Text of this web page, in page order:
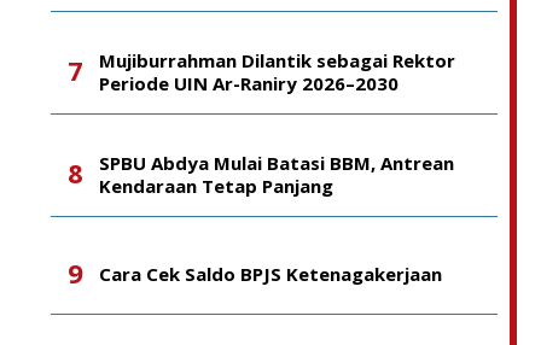
Mujiburrahman Dilantik sebagai Rektor
Periode UIN Ar-Raniry 2026–2030
SPBU Abdya Mulai Batasi BBM, Antrean
Kendaraan Tetap Panjang
Cara Cek Saldo BPJS Ketenagakerjaan